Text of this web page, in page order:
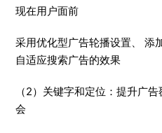
现在用户面前
采用优化型广告轮播设置、 添
自适应搜索广告的效果
（2）关键字和定位：提升广
会